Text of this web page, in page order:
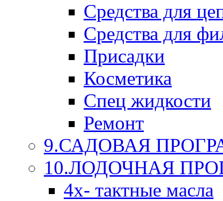
Средства для
Средства для
Присадки
Косметика
Спец жидкости
Ремонт
9.САДОВАЯ
10.ЛОДОЧНАЯ
4х- тактные масла